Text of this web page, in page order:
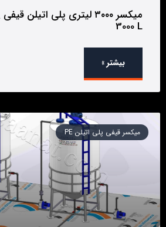
3000 L
بیشتر »
میکسر قیفی پلی اتیلن PE